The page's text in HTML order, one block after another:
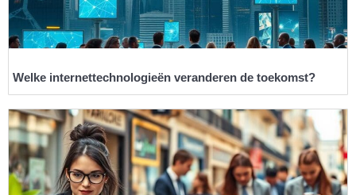
Welke internettechnologieën veranderen de toekomst?